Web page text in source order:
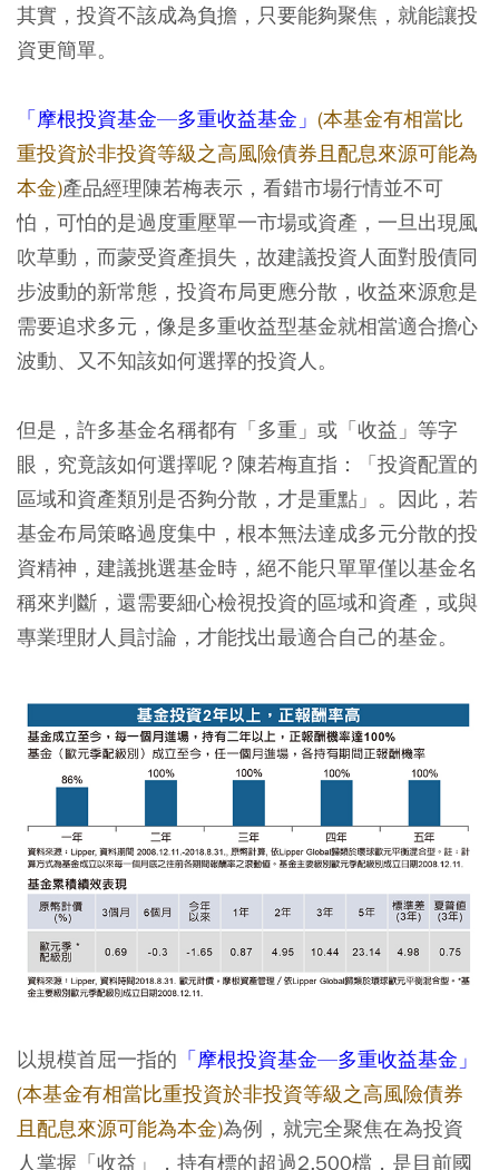
其實，投資不該成為負擔，只要能夠聚焦，就能讓投
資更簡單。
「摩根投資基金—多重收益基金」 (本基金有相當比
重投資於非投資等級之高風險債券且配息來源可能為
本金)產品經理陳若梅表示，看錯市場行情並不可
怕，可怕的是過度重壓單一市場或資產，一旦出現風
吹草動，而蒙受資產損失，故建議投資人面對股債同
步波動的新常態，投資布局更應分散，收益來源愈是
需要追求多元，像是多重收益型基金就相當適合擔心
波動、又不知該如何選擇的投資人。
但是，許多基金名稱都有「多重」或「收益」等字
眼，究竟該如何選擇呢？陳若梅直指：「投資配置的
區域和資產類別是否夠分散，才是重點」。因此，若
基金布局策略過度集中，根本無法達成多元分散的投
資精神，建議挑選基金時，絕不能只單單僅以基金名
稱來判斷，還需要細心檢視投資的區域和資產，或與
專業理財人員討論，才能找出最適合自己的基金。
以規模首屈一指的 「摩根投資基金—多重收益基金」
(本基金有相當比重投資於非投資等級之高風險債券
且配息來源可能為本金)為例，就完全聚焦在為投資
人掌握「收益」，持有標的超過2,500檔，是目前國